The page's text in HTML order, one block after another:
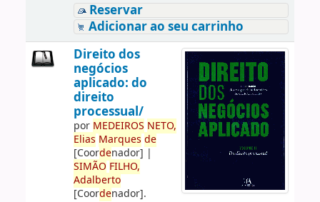
Reservar
Adicionar ao seu carrinho
Direito dos
negócios
aplicado: do
direito
processual/
por MEDEIROS NETO,
Elias Marques de
[Coordenador] |
SIMÃO FILHO,
Adalberto
[Coordenador].